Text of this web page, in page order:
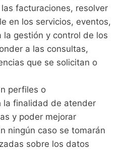
facturaciones, resolver
en los servicios, eventos,
la gestión y control de los
a las consultas,
que se solicitan o
perfiles o
la finalidad de atender
y poder mejorar
ningún caso se tomarán
sobre los datos